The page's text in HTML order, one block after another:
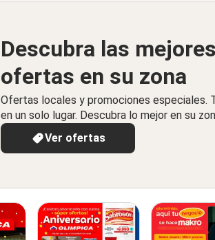
Descubra las
ofertas en su zona
Ofertas locales y promociones especiales.
en un solo lugar. Descubra lo mejor en su
Ver ofertas